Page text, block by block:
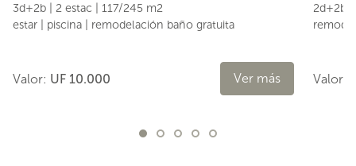
3d+2b | 2 estac | 117/245 m2
estar | piscina | remodelación baño gratuita
Valor: UF 10.000 Ver más
2d+2b |
Valor: